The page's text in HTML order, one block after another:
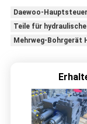
Daewoo-
Teile für
Mehrweg-Bohrgerät